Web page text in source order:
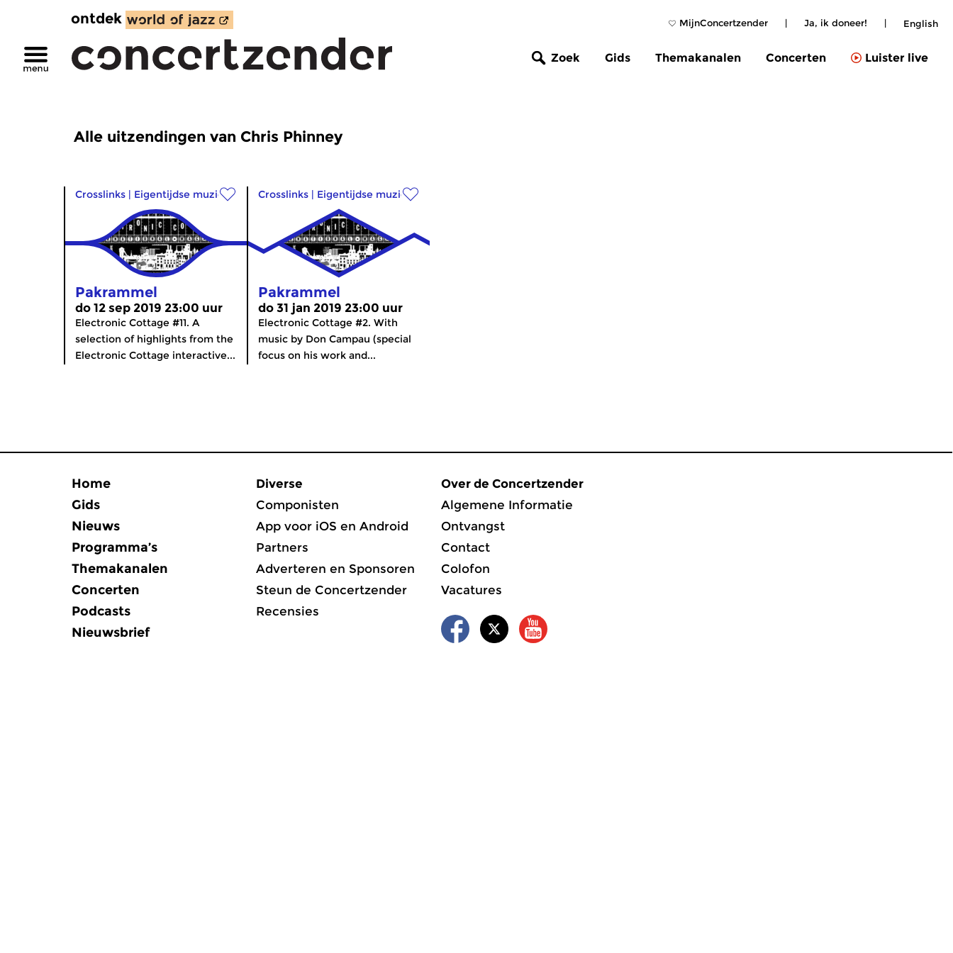
MijnConcertzender | Ja, ik doneer! | English
ontdek
Zoek Gids Themakanalen Concerten Luister live
Alle uitzendingen van Chris Phinney
Crosslinks | Eigentijdse muziek
Pakrammel
do 12 sep 2019 23:00 uur
Electronic Cottage #11. A
selection of highlights from the
Electronic Cottage interactive...
Crosslinks | Eigentijdse muziek
Pakrammel
do 31 jan 2019 23:00 uur
Electronic Cottage #2. With
music by Don Campau (special
focus on his work and...
Home
Gids
Nieuws
Programma’s
Themakanalen
Concerten
Podcasts
Nieuwsbrief
Diverse
Componisten
App voor iOS en Android
Partners
Adverteren en Sponsoren
Steun de Concertzender
Recensies
Over de Concertzender
Algemene Informatie
Ontvangst
Contact
Colofon
Vacatures